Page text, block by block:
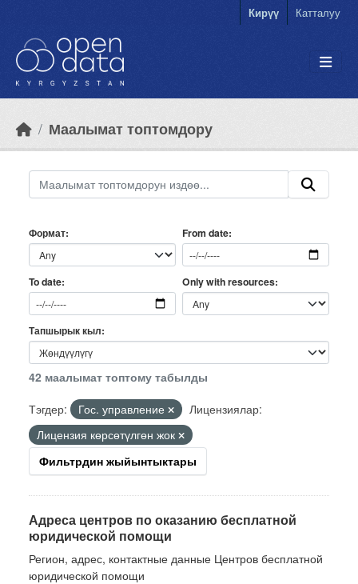
Кирүү Катталуу
Маалымат топтомдору
Формат From date
To date Only with resources
Тапшырык кыл
42 маалымат топтому табылды
Тэгдер:
Гос. управление
Лицензиялар:
Лицензия көрсөтүлгөн жок
Фильтрдин жыйынтыктары
Адреса центров по оказанию бесплатной
юридической помощи
Регион, адрес, контактные данные Центров бесплатной
юридической помощи